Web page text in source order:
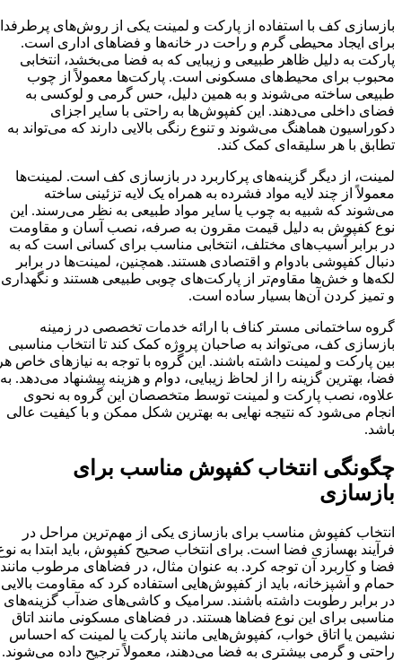
بازسازی کف با استفاده از پارکت و لمینت یکی از روش‌های پرطرفدار
برای ایجاد محیطی گرم و راحت در خانه‌ها و فضاهای اداری است.
پارکت به دلیل ظاهر طبیعی و زیبایی که به فضا می‌بخشد، انتخابی
محبوب برای محیط‌های مسکونی است. پارکت‌ها معمولاً از چوب
طبیعی ساخته می‌شوند و به همین دلیل، حس گرمی و لوکسی به
فضای داخلی می‌دهند. این کفپوش‌ها به راحتی با سایر اجزای
دکوراسیون هماهنگ می‌شوند و تنوع رنگی بالایی دارند که می‌تواند به
تطابق با هر سلیقه‌ای کمک کند.
لمینت، از دیگر گزینه‌های پرکاربرد در بازسازی کف است. لمینت‌ها
معمولاً از چند لایه مواد فشرده به همراه یک لایه تزئینی ساخته
می‌شوند که شبیه به چوب یا سایر مواد طبیعی به نظر می‌رسند. این
نوع کفپوش به دلیل قیمت مقرون به صرفه، نصب آسان و مقاومت
در برابر آسیب‌های مختلف، انتخابی مناسب برای کسانی است که به
دنبال کفپوشی بادوام و اقتصادی هستند. همچنین، لمینت‌ها در برابر
لکه‌ها و خش‌ها مقاوم‌تر از پارکت‌های چوبی طبیعی هستند و نگهداری
و تمیز کردن آن‌ها بسیار ساده است.
گروه ساختمانی مستر کناف با ارائه خدمات تخصصی در زمینه
بازسازی کف، می‌تواند به صاحبان پروژه کمک کند تا انتخاب مناسبی
بین پارکت و لمینت داشته باشند. این گروه با توجه به نیازهای خاص هر
فضا، بهترین گزینه را از لحاظ زیبایی، دوام و هزینه پیشنهاد می‌دهد. به
علاوه، نصب پارکت و لمینت توسط متخصصان این گروه به نحوی
انجام می‌شود که نتیجه نهایی به بهترین شکل ممکن و با کیفیت عالی
باشد.
چگونگی انتخاب کفپوش مناسب برای
بازسازی
انتخاب کفپوش مناسب برای بازسازی یکی از مهم‌ترین مراحل در
فرآیند بهسازی فضا است. برای انتخاب صحیح کفپوش، باید ابتدا به نوع
فضا و کاربرد آن توجه کرد. به عنوان مثال، در فضاهای مرطوب مانند
حمام و آشپزخانه، باید از کفپوش‌هایی استفاده کرد که مقاومت بالایی
در برابر رطوبت داشته باشند. سرامیک و کاشی‌های ضدآب گزینه‌های
مناسبی برای این نوع فضاها هستند. در فضاهای مسکونی مانند اتاق
نشیمن یا اتاق خواب، کفپوش‌هایی مانند پارکت یا لمینت که احساس
راحتی و گرمی بیشتری به فضا می‌دهند، معمولاً ترجیح داده می‌شوند.